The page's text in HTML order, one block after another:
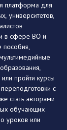
платформа для
университетов,
в сфере ВО и
пройти курсы
с
стать авторами
обучающих
уроков или